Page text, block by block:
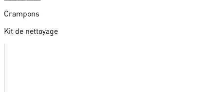
Crampons
Kit de nettoyage